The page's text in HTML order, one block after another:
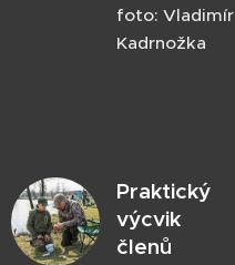
foto: Vladimír
Kadrnožka
Praktický
výcvik
členů